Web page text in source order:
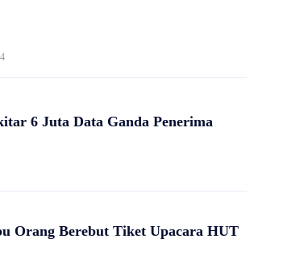
6 Juta Data Ganda Penerima
Orang Berebut Tiket Upacara HUT